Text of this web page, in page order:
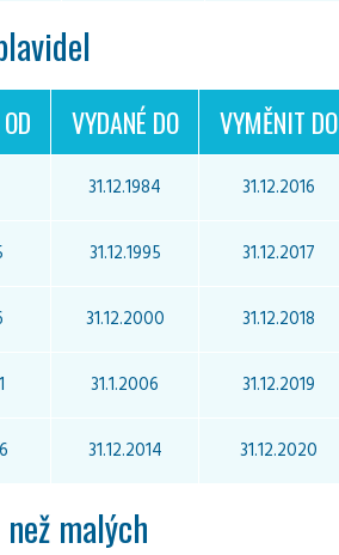
VYDANÉ DO VYMĚNIT DO
31.12.1984 31.12.2016
31.12.1995 31.12.2017
31.12.2000 31.12.2018
31.1.2006 31.12.2019
31.12.2014 31.12.2020
malých